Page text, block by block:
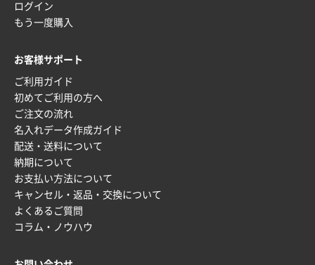
ワンポイント箔押し紙袋 M横サイズ(A4対応)
枚
2025年12月16日 10:39
短納期対応が素晴らしい
富山県O社様
uni ジェットストリーム 07
2025年12月09日 14:04
安い、早い
埼玉県G社様
ログイン
もう一度購入
お客様サポート
ご利用ガイド
初めてご利用の方へ
ご注文の流れ
名入れデータ作成ガイド
配送・送料について
納期について
お支払い方法について
キャンセル・返品・交換について
よくあるご質問
コラム・ノウハウ